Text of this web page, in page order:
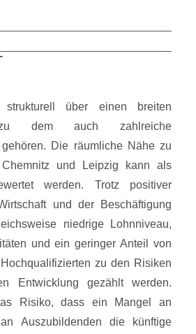
strukturell über einen breiten
zu dem auch zahlreiche
gehören. Die räumliche Nähe zu
und Leipzig kann als
werden. Trotz positiver
und der Beschäftigung
niedrige Lohnniveau,
und ein geringer Anteil von
zu den Risiken
Entwicklung gezählt werden.
Risiko, dass ein Mangel an
Auszubildenden die künftige